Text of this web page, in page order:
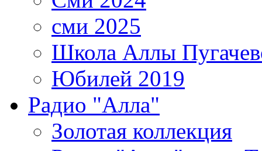
сми 2025
Школа Аллы
Юбилей 2019
Радио "Алла"
Золотая коллекция